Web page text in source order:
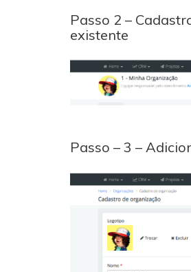
Passo 2 –
existente
Passo – 3 –